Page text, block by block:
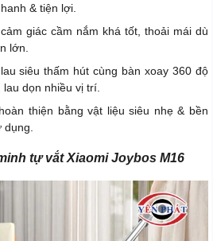
& tiện lợi.
giác cầm nắm khá tốt, thoải mái dù
lớn.
siêu thấm hút cùng bàn xoay 360 độ
dọn nhiều vị trí.
thiện bằng vật liệu siêu nhẹ & bền
tự vắt Xiaomi Joybos M16